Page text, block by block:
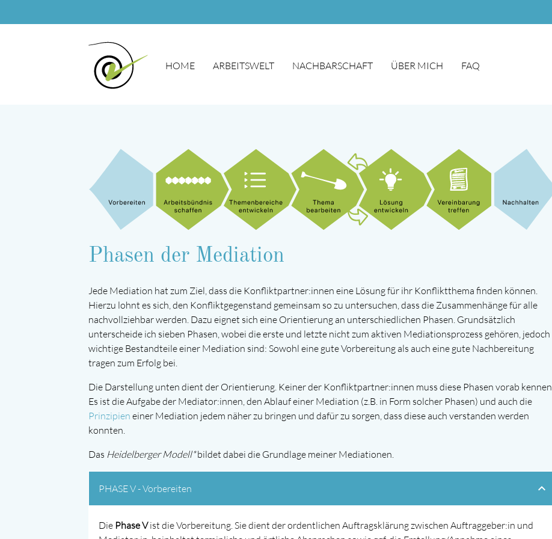
HOME ARBEITSWELT NACHBARSCHAFT ÜBER MICH FAQ
Suchbegriffe
Phasen der Mediation
Jede Mediation hat zum Ziel, dass die Konfliktpartner:innen eine Lösung für ihr Konfliktthema finden können.
Hierzu lohnt es sich, den Konfliktgegenstand gemeinsam so zu untersuchen, dass die Zusammenhänge für alle
nachvollziehbar werden. Dazu eignet sich eine Orientierung an unterschiedlichen Phasen. Grundsätzlich
unterscheide ich sieben Phasen, wobei die erste und letzte nicht zum aktiven Mediationsprozess gehören, jedoch
wichtige Bestandteile einer Mediation sind: Sowohl eine gute Vorbereitung als auch eine gute Nachbereitung
tragen zum Erfolg bei.
Die Darstellung unten dient der Orientierung. Keiner der Konfliktpartner:innen muss diese Phasen vorab kennen.
Es ist die Aufgabe der Mediator:innen, den Ablauf einer Mediation (z.B. in Form solcher Phasen) und auch die
Prinzipien einer Mediation jedem näher zu bringen und dafür zu sorgen, dass diese auch verstanden werden
konnten.
Das Heidelberger Modell*bildet dabei die Grundlage meiner Mediationen.
PHASE V - Vorbereiten
Die Phase Vist die Vorbereitung. Sie dient der ordentlichen Auftragsklärung zwischen Auftraggeber:in und